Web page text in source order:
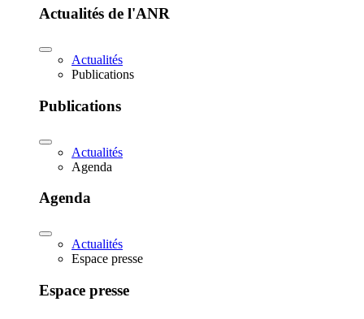
Actualités de l'ANR
Actualités
Publications
Publications
Actualités
Agenda
Agenda
Actualités
Espace presse
Espace presse